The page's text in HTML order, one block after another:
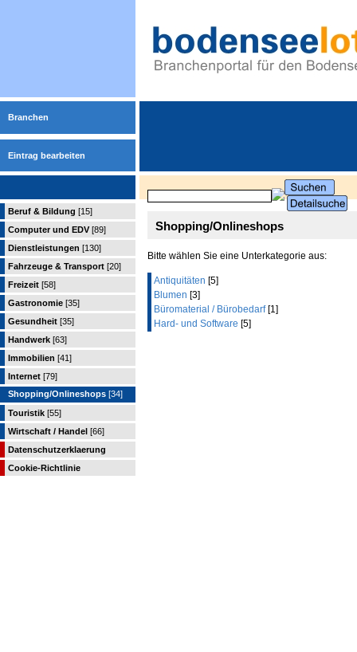
Branchen
Eintrag bearbeiten
Beruf & Bildung [15]
Computer und EDV [89]
Dienstleistungen [130]
Fahrzeuge & Transport [20]
Freizeit [58]
Gastronomie [35]
Gesundheit [35]
Handwerk [63]
Immobilien [41]
Internet [79]
Shopping/Onlineshops [34]
Touristik [55]
Wirtschaft / Handel [66]
Datenschutzerklaerung
Cookie-Richtlinie
Shopping/Onlineshops
Bitte wählen Sie eine Unterkategorie aus:
Antiquitäten [5]
Blumen [3]
Büromaterial / Bürobedarf[1]
Hard- und Software [5]